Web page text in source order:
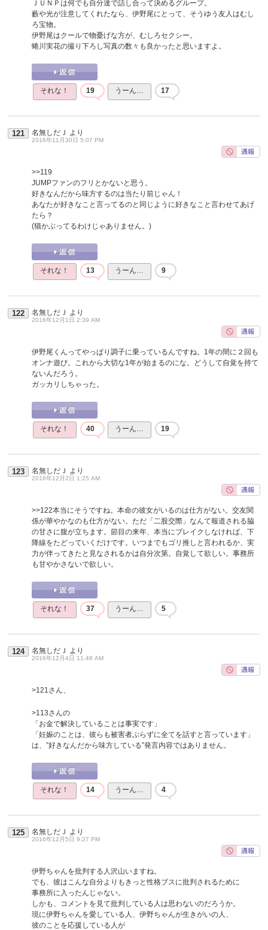
ＪＵＮＰは何でも自分達で話し合って決めるグループ。
藪や光が注意してくれたなら、伊野尾にとって、そうゆう友人はむし
ろ宝物。
伊野尾はクールで物憂げな方が、むしろセクシー。
蜷川実花の撮り下ろし写真の数々も良かったと思いますよ。
それな！ 19 うーん… 17
121 名無しだＪ より
2016年11月30日 5:07 PM
>>119
JUMPファンのフリとかないと思う。
好きなんだから味方するのは当たり前じゃん！
あなたが好きなこと言ってるのと同じように好きなこと言わせてあげ
たら？
(猫かぶってるわけじゃありません。)
それな！ 13 うーん… 9
122 名無しだＪ より
2016年12月1日 2:39 AM
伊野尾くんってやっぱり調子に乗っているんですね。1年の間に２回も
オンナ遊び。これから大切な1年が始まるのにな。どうして自覚を持て
ないんだろう。
ガッカリしちゃった。
それな！ 40 うーん… 19
123 名無しだＪ より
2016年12月2日 1:25 AM
>>122本当にそうですね。本命の彼女がいるのは仕方がない。交友関
係が華やかなのも仕方がない。ただ「二股交際」なんて報道される脇
の甘さに腹が立ちます。節目の来年、本当にブレイクしなければ、下
降線をたどっていくだけです。いつまでもゴリ推しと言われるか、実
力が伴ってきたと見なされるかは自分次第。自覚して欲しい。事務所
も甘やかさないで欲しい。
それな！ 37 うーん… 5
124 名無しだＪ より
2016年12月4日 11:48 AM
>121さん、
>113さんの
「お金で解決していることは事実です」
「妊娠のことは、彼らも被害者ぶらずに全てを話すと言っています」
は、”好きなんだから味方している”発言内容ではありません。
それな！ 14 うーん… 4
125 名無しだＪ より
2016年12月5日 9:27 PM
伊野ちゃんを批判する人沢山いますね。
でも、彼はこんな自分よりもきっと性格ブスに批判されるために
事務所に入ったんじゃない。
しかも、コメントを見て批判している人は思わないのだろうか。
現に伊野ちゃんを愛している人、伊野ちゃんが生きがいの人、
彼のことを応援している人が